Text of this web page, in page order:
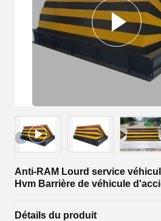
Anti-RAM Lourd service
Hvm Barrière de véhicule
Détails du produit